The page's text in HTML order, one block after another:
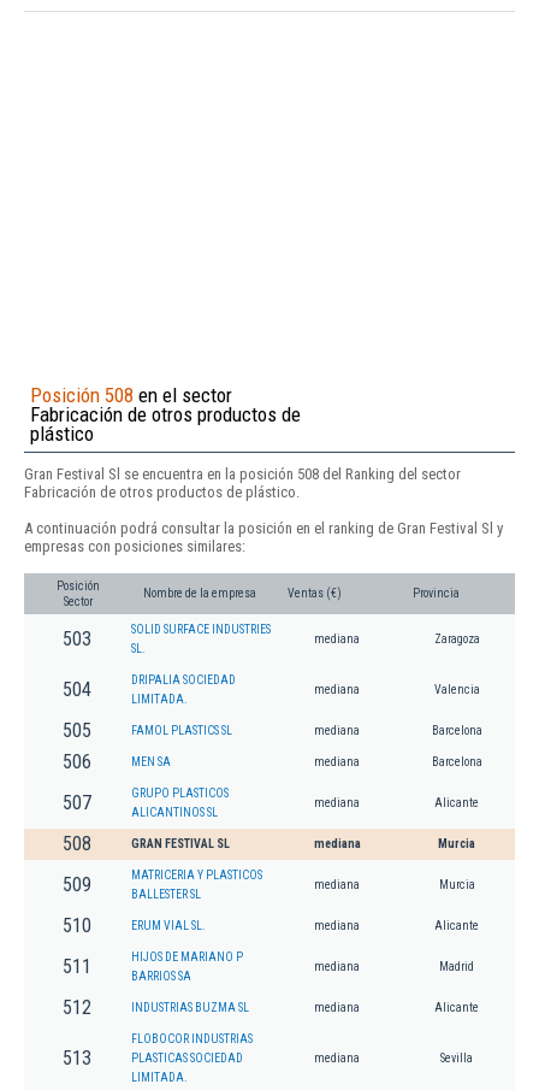
Posición 508 en el sector
Fabricación de otros productos de
plástico
Gran Festival Sl se encuentra en la posición 508 del Ranking del sector
Fabricación de otros productos de plástico.
A continuación podrá consultar la posición en el ranking de Gran Festival Sl y
empresas con posiciones similares:
Posición
Sector
Nombre de la empresa Ventas (€) Provincia
503
SOLID SURFACE INDUSTRIES
SL.
mediana Zaragoza
504
DRIPALIA SOCIEDAD
LIMITADA.
mediana Valencia
505 FAMOL PLASTICS SL mediana Barcelona
506 MEN SA mediana Barcelona
507
GRUPO PLASTICOS
ALICANTINOS SL
mediana Alicante
508 GRAN FESTIVAL SL mediana Murcia
509
MATRICERIA Y PLASTICOS
BALLESTER SL
mediana Murcia
510 ERUM VIAL SL. mediana Alicante
511
HIJOS DE MARIANO P
BARRIOS SA
mediana Madrid
512 INDUSTRIAS BUZMA SL mediana Alicante
513
FLOBOCOR INDUSTRIAS
PLASTICAS SOCIEDAD
LIMITADA.
mediana Sevilla